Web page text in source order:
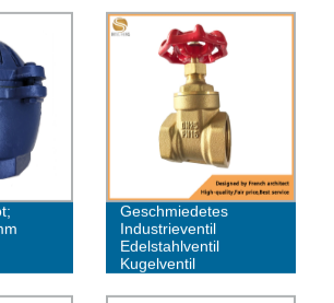
Geschmiedetes
Industrieventil
Edelstahlventil
Kugelventil